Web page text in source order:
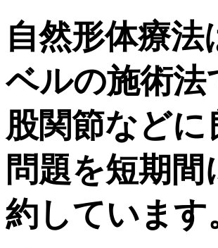
自然形体療
ベルの施術
股関節など
問題を短期
約しています